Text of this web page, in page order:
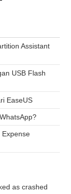
Assistant
USB Flash
EaseUS
as crashed